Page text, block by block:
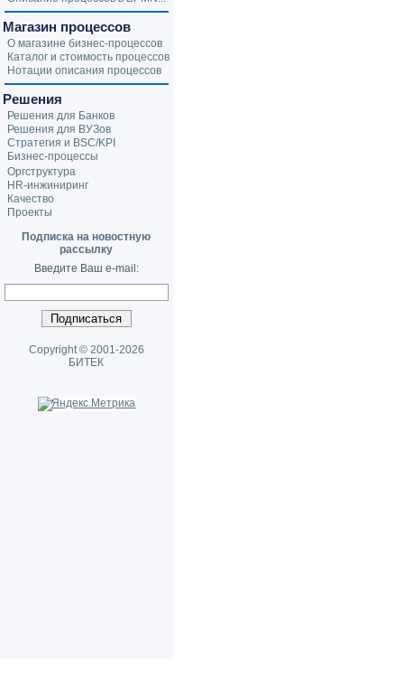
Магазин процессов
О магазине бизнес-процессов
Каталог и стоимость процессов
Нотации описания процессов
Решения
Решения для Банков
Решения для ВУЗов
Стратегия и BSC/KPI
Бизнес-процессы
Оргструктура
HR-инжиниринг
Качество
Проекты
Подписка на новостную
рассылку
Введите Ваш e-mail:
Copyright © 2001-2026
БИТЕК